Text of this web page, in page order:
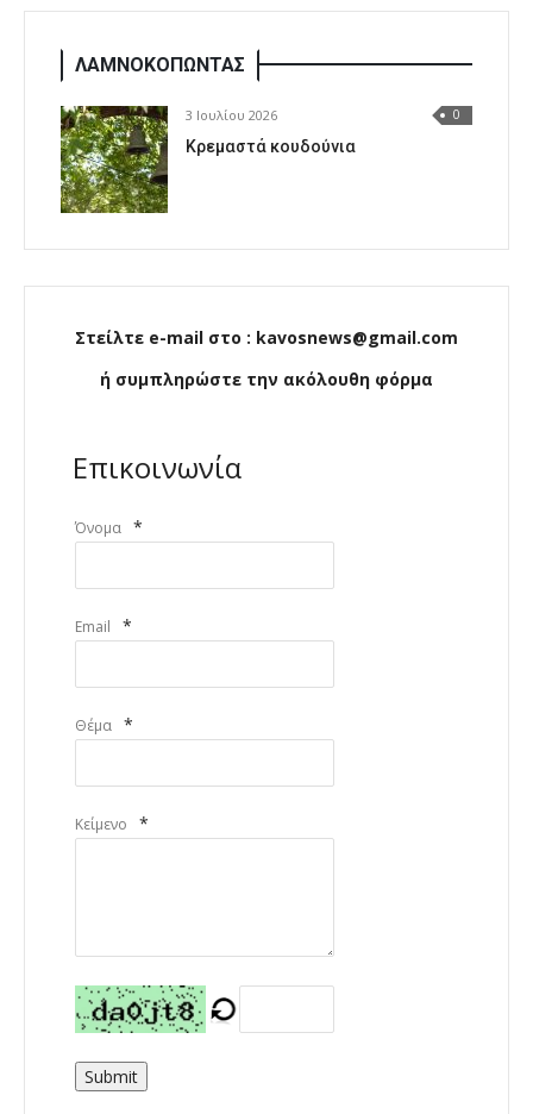
ΛΑΜΝΟΚΟΠΩΝΤΑΣ
3 Ιουλίου 2026 0
Κρεμαστά κουδούνια
Στείλτε e-mail στο : kavosnews@gmail.com
ή συμπληρώστε την ακόλουθη φόρμα
Επικοινωνία
Όνομα *
Email *
Θέμα *
Κείμενο *
Submit